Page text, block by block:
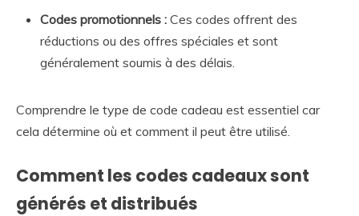
Codes promotionnels : Ces codes offrent des
réductions ou des offres spéciales et sont
généralement soumis à des délais.
Comprendre le type de code cadeau est essentiel car
cela détermine où et comment il peut être utilisé.
Comment les codes cadeaux sont
générés et distribués